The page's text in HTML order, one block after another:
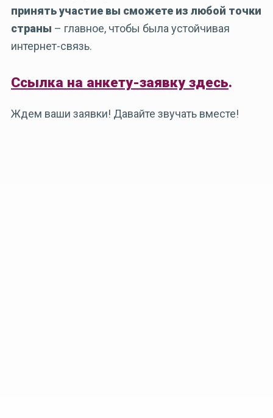
принять участие вы сможете из любой точки
страны – главное, чтобы была устойчивая
интернет-связь.
Ссылка на анкету-заявку здесь.
Ждем ваши заявки! Давайте звучать вместе!